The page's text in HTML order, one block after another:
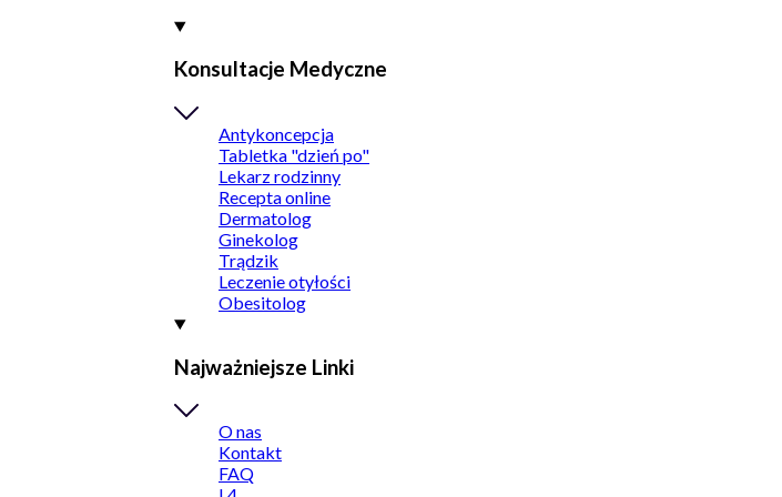
Konsultacje Medyczne
Antykoncepcja
Tabletka "dzień po"
Lekarz rodzinny
Recepta online
Dermatolog
Ginekolog
Trądzik
Leczenie otyłości
Obesitolog
Najważniejsze Linki
O nas
Kontakt
FAQ